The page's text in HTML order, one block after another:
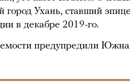
город Ухань, ставший
в декабре 2019-го.
предупредили